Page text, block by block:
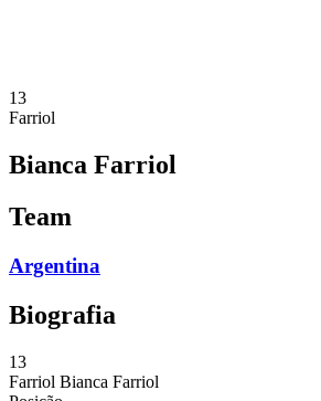
13
Farriol
Bianca Farriol
Team
Argentina
Biografia
13
Farriol Bianca Farriol